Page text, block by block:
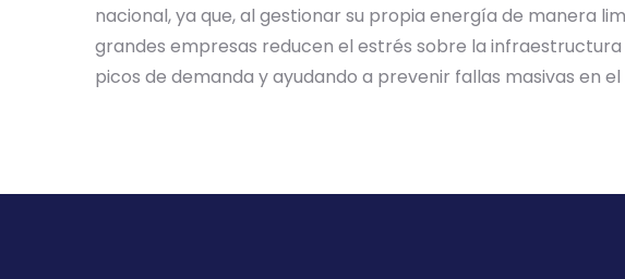
nacional, ya que, al gestionar su propia energía de manera
grandes empresas reducen el estrés sobre la
picos de demanda y ayudando a prevenir fallas masivas en